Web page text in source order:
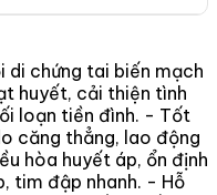
di chứng tai biến mạch
huyết, cải thiện tình
loạn tiền đình. - Tốt
căng thẳng, lao động
hòa huyết áp, ổn định
tim đập nhanh. - Hỗ